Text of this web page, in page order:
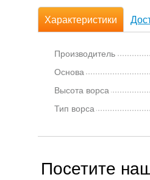
Характеристики
Производитель
Основа
Высота ворса
Тип ворса
Посетите